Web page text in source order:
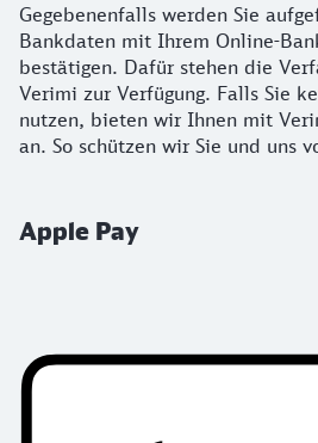
Gegebenenfalls werden Sie
Bankdaten mit Ihrem Online-
bestätigen. Dafür stehen die
Verimi zur Verfügung. Falls Sie
nutzen, bieten wir Ihnen mit
an. So schützen wir Sie und uns
Apple Pay